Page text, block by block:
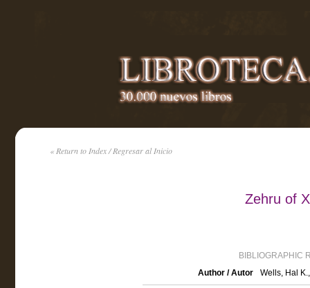
« Return to Index / Regresar al Inicio
Zehru of
BIBLIOGRAPHIC
Author / Autor
Wells, Hal